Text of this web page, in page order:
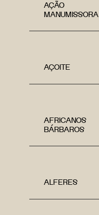
AÇÃO
MANUMISSORA
AÇOITE
AFRICANOS
BÁRBAROS
ALFERES